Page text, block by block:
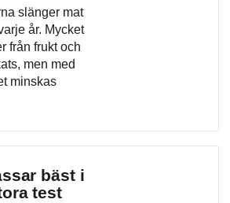
slänger mat
år. Mycket
från frukt och
men med
minskas
bäst i
test